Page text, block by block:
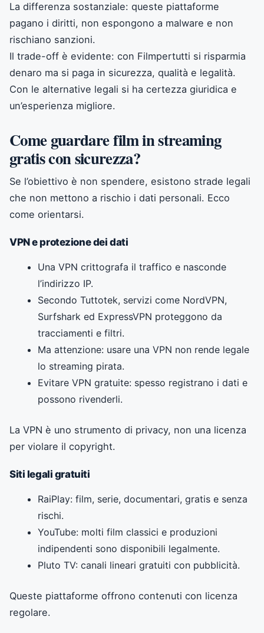
La differenza sostanziale: queste piattaforme
pagano i diritti, non espongono a malware e non
rischiano sanzioni.
Il trade-off è evidente: con Filmpertutti si risparmia
denaro ma si paga in sicurezza, qualità e legalità.
Con le alternative legali si ha certezza giuridica e
un’esperienza migliore.
Come guardare film in streaming
gratis con sicurezza?
Se l’obiettivo è non spendere, esistono strade legali
che non mettono a rischio i dati personali. Ecco
come orientarsi.
VPN e protezione dei dati
Una VPN crittografa il traffico e nasconde
l’indirizzo IP.
Secondo Tuttotek, servizi come NordVPN,
Surfshark ed ExpressVPN proteggono da
tracciamenti e filtri.
Ma attenzione: usare una VPN non rende legale
lo streaming pirata.
Evitare VPN gratuite: spesso registrano i dati e
possono rivenderli.
La VPN è uno strumento di privacy, non una licenza
per violare il copyright.
Siti legali gratuiti
RaiPlay: film, serie, documentari, gratis e senza
rischi.
YouTube: molti film classici e produzioni
indipendenti sono disponibili legalmente.
Pluto TV: canali lineari gratuiti con pubblicità.
Queste piattaforme offrono contenuti con licenza
regolare.